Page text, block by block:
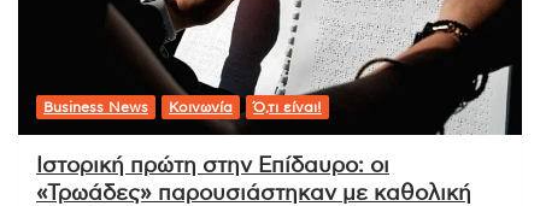
Business News Κοινωνία Ό,τι είναι!
Ιστορική πρώτη στην Επίδαυρο: οι
«Τρωάδες» παρουσιάστηκαν με καθολική